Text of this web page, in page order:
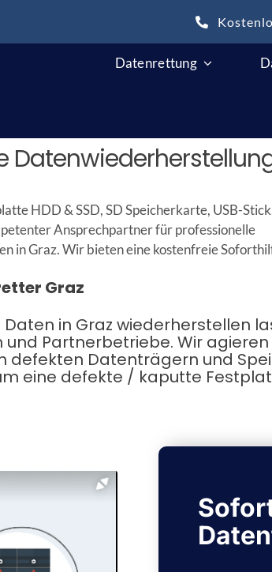
Datenrettung
HDD & SSD, SD Speicherkarte, USB-
Ansprechpartner für professionelle
in Graz. Wir bieten eine kostenfreie
Graz
in Graz wiederherstellen
Partnerbetriebe. Wir
Datenträgern und
defekte / kaputte